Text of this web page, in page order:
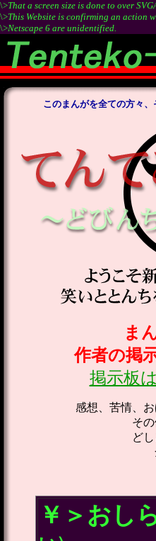
\>That a screen size is done to over
\>This Website is confirming an action
\>Netscape 6 are unidentified.
このまんがを全ての方々
ま
作者の掲
掲示板
感想、苦情、
そ
ど
￥＞おし